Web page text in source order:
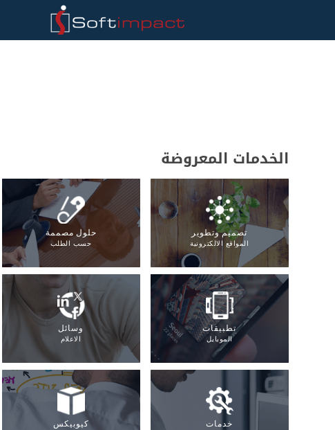
الخدمات المعروضة
تصميم وتطوير
المواقع الالكترونية
حلول مصممة
حسب الطلب
تطبيقات
الموبايل
وسائل
الاعلام
خدمات
كيوبيكس